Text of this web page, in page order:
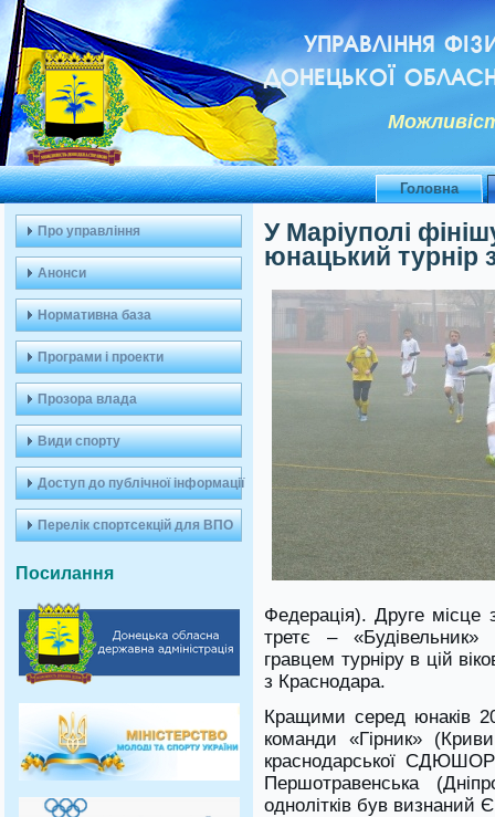
УПРАВЛІННЯ
ДОНЕЦЬКОЇ
Головна
Про управління
Анонси
Нормативна база
Програми і проекти
Прозора влада
Види спорту
Доступ до публічної інформації
Перелік спортсекцій для ВПО
Посилання
У Маріуполі
юнацький турнір
Федерація). Друге місце
третє –
гравцем турніру в цій
з Краснодара.
Кращими серед юнаків
команди «Гірник»
краснодарської
Першотравенська
однолітків був визнаний